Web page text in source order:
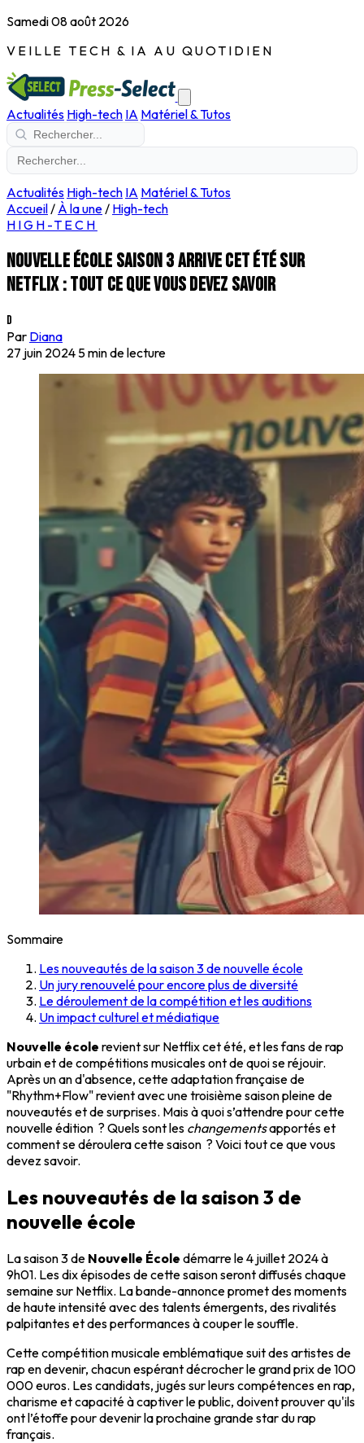
Samedi 08 août 2026
VEILLE TECH & IA AU QUOTIDIEN
Actualités High-tech IA Matériel & Tutos
Actualités High-tech IA Matériel & Tutos
Accueil/ À la une/ High-tech
HIGH-TECH
Nouvelle école saison 3 arrive cet été sur
Netflix : tout ce que vous devez savoir
D
Par Diana
27 juin 2024 5 min de lecture
Sommaire
Les nouveautés de la saison 3 de nouvelle école
Un jury renouvelé pour encore plus de diversité
Le déroulement de la compétition et les auditions
Un impact culturel et médiatique
Nouvelle école revient sur Netflix cet été, et les fans de rap
urbain et de compétitions musicales ont de quoi se réjouir.
Après un an d'absence, cette adaptation française de
"Rhythm+Flow" revient avec une troisième saison pleine de
nouveautés et de surprises. Mais à quoi s’attendre pour cette
nouvelle édition ? Quels sont les changementsapportés et
comment se déroulera cette saison ? Voici tout ce que vous
devez savoir.
Les nouveautés de la saison 3 de
nouvelle école
La saison 3 de Nouvelle École démarre le 4 juillet 2024 à
9h01. Les dix épisodes de cette saison seront diffusés chaque
semaine sur Netflix. La bande-annonce promet des moments
de haute intensité avec des talents émergents, des rivalités
palpitantes et des performances à couper le souffle.
Cette compétition musicale emblématique suit des artistes de
rap en devenir, chacun espérant décrocher le grand prix de 100
000 euros. Les candidats, jugés sur leurs compétences en rap,
charisme et capacité à captiver le public, doivent prouver qu'ils
ont l’étoffe pour devenir la prochaine grande star du rap
français.